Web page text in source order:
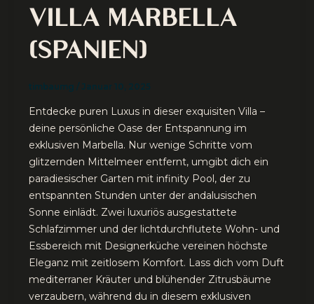
VILLA MARBELLA
(SPANIEN)
timbaumg / Januar 10, 2025
Entdecke puren Luxus in dieser exquisiten Villa –
deine persönliche Oase der Entspannung im
exklusiven Marbella. Nur wenige Schritte vom
glitzernden Mittelmeer entfernt, umgibt dich ein
paradiesischer Garten mit infinity Pool, der zu
entspannten Stunden unter der andalusischen
Sonne einlädt. Zwei luxuriös ausgestattete
Schlafzimmer und der lichtdurchflutete Wohn- und
Essbereich mit Designerküche vereinen höchste
Eleganz mit zeitlosem Komfort. Lass dich vom Duft
mediterraner Kräuter und blühender Zitrusbäume
verzaubern, während du in diesem exklusiven